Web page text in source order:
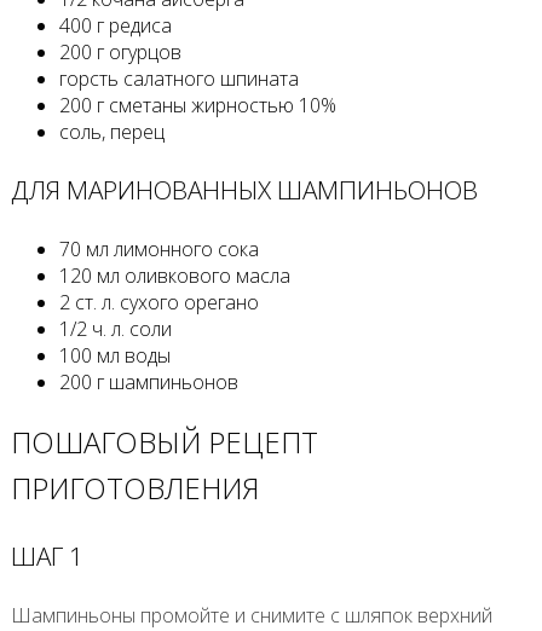
400 г редиса
200 г огурцов
горсть салатного шпината
200 г сметаны жирностью 10%
соль, перец
ДЛЯ МАРИНОВАННЫХ ШАМПИНЬОНОВ
70 мл лимонного сока
120 мл оливкового масла
2 ст. л. сухого орегано
1/2 ч. л. соли
100 мл воды
200 г шампиньонов
ПОШАГОВЫЙ РЕЦЕПТ
ПРИГОТОВЛЕНИЯ
ШАГ 1
Шампиньоны промойте и снимите с шляпок верхний